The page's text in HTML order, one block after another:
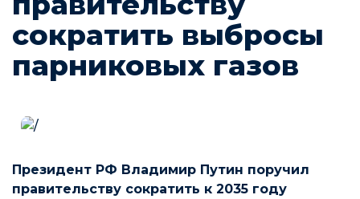
сократить выбросы
парниковых газов
Президент РФ Владимир Путин поручил
правительству сократить к 2035 году